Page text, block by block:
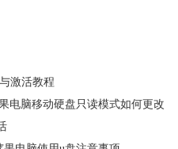
激活教程
电脑移动硬盘只读模式如何更改